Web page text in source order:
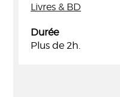
Livres & BD
Durée
Plus de 2h.